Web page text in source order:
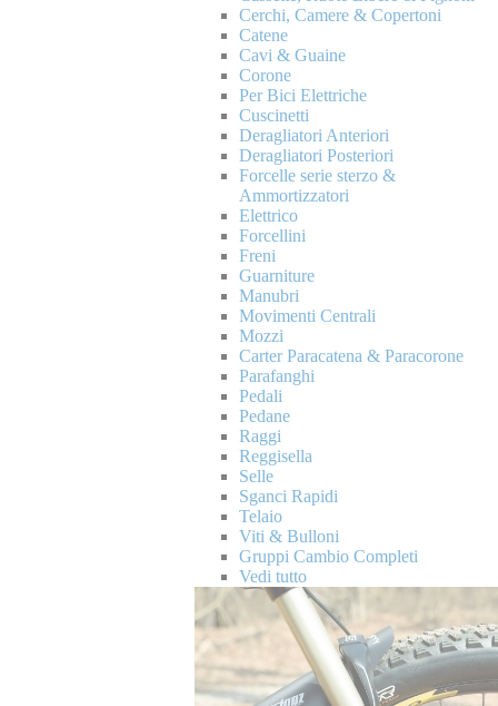
Cerchi, Camere & Copertoni
Catene
Cavi & Guaine
Corone
Per Bici Elettriche
Cuscinetti
Deragliatori Anteriori
Deragliatori Posteriori
Forcelle serie sterzo &
Ammortizzatori
Elettrico
Forcellini
Freni
Guarniture
Manubri
Movimenti Centrali
Mozzi
Carter Paracatena & Paracorone
Parafanghi
Pedali
Pedane
Raggi
Reggisella
Selle
Sganci Rapidi
Telaio
Viti & Bulloni
Gruppi Cambio Completi
Vedi tutto